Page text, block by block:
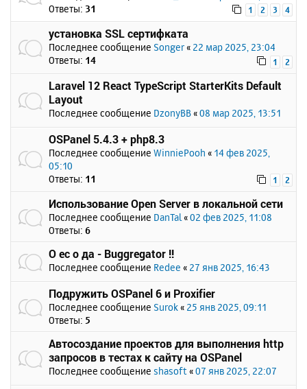
Ответы: 31 1 2 3 4
установка SSL сертифката
Последнее сообщение Songer « 22 мар 2025, 23:04
Ответы: 14 1 2
Laravel 12 React TypeScript StarterKits Default
Layout
Последнее сообщение DzonyBB «08 мар 2025, 13:51
OSPanel 5.4.3 + php8.3
Последнее сообщение WinniePooh « 14 фев 2025,
05:10
Ответы: 11 1 2
Использование Open Server в локальной сети
Последнее сообщение DanTal «02 фев 2025, 11:08
Ответы: 6
О ес о да - Buggregator !!
Последнее сообщение Redee « 27 янв 2025, 16:43
Подружить OSPanel 6 и Proxifier
Последнее сообщение Surok « 25 янв 2025, 09:11
Ответы: 5
Автосоздание проектов для выполнения http
запросов в тестах к сайту на OSPanel
Последнее сообщение shasoft «07 янв 2025, 22:07